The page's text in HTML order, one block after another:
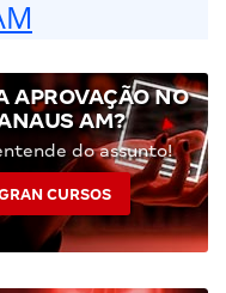
APROVAÇÃO NO
AM?
do assunto!
CURSOS